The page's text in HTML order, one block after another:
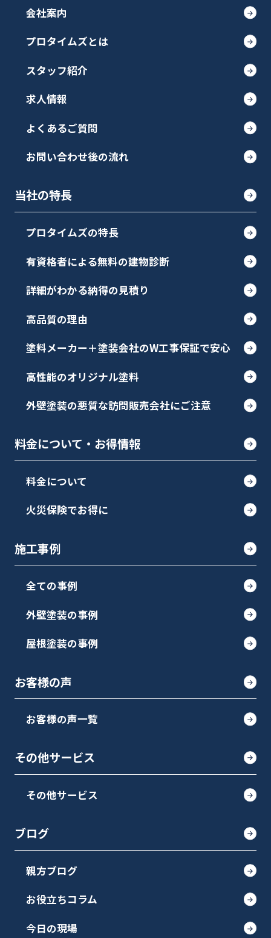
会社案内
プロタイムズとは
スタッフ紹介
求人情報
よくあるご質問
お問い合わせ後の流れ
当社の特長
プロタイムズの特長
有資格者による無料の建物診断
詳細がわかる納得の見積り
高品質の理由
塗料メーカー＋塗装会社のW工事保証で安心
高性能のオリジナル塗料
外壁塗装の悪質な訪問販売会社にご注意
料金について・お得情報
料金について
火災保険でお得に
施工事例
全ての事例
外壁塗装の事例
屋根塗装の事例
お客様の声
お客様の声一覧
その他サービス
その他サービス
ブログ
親方ブログ
お役立ちコラム
今日の現場